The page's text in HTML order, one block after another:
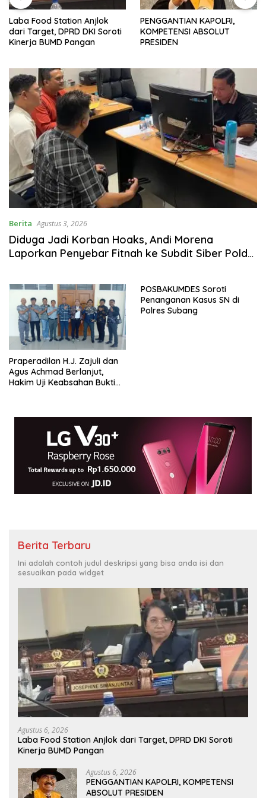
PENGGANTIAN KAPOLRI,
KOMPETENSI ABSOLUT
PRESIDEN
Kepala BKN Prof Zudan
Perkuat Kerjasama
Indonesia – Kamboja untuk
Berita Agustus 3, 2026
Diduga Jadi Korban Hoaks, Andi Morena
Laporkan Penyebar Fitnah ke Subdit Siber Polda
Praperadilan H.J. Zajuli dan
Agus Achmad Berlanjut,
Hakim Uji Keabsahan Bukti
POSBAKUMDES Soroti
Penanganan Kasus SN di
Polres Subang
Berita Terbaru
Ini adalah contoh judul deskripsi yang bisa anda isi dan
sesuaikan pada widget
Agustus 6, 2026
Laba Food Station Anjlok dari Target, DPRD DKI Soroti
Kinerja BUMD Pangan
Agustus 6, 2026
PENGGANTIAN KAPOLRI, KOMPETENSI
ABSOLUT PRESIDEN